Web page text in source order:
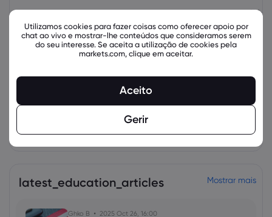
Ativo Venda Comprar Alteração (%):
Instrumentos relacionados
latest_education_articles Mostrar mais
Ghko B 2025 Oct 26, 16:00
Utilizamos cookies para fazer coisas como oferecer apoio por
chat ao vivo e mostrar-lhe conteúdos que consideramos serem
do seu interesse. Se aceita a utilização de cookies pela
markets.com, clique em aceitar.
Aceito
Gerir